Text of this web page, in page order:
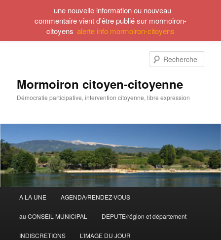
Mormoiron citoyen-citoyenne
Démocratie participative, intervention citoyenne, libre expression
principal
A LA UNE AGENDA/RENDEZ-VOUS
au CONSEIL MUNICIPAL DEPUTE/région et département
INDISCRETIONS L’IMAGE DU JOUR
une nouvelle information ou nouveau
commentaire vient d'être publié sur mormoiron-
citoyens alerte info mormoiron-citoyens